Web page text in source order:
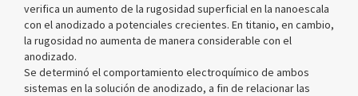
verifica un aumento de la rugosidad superficial en la nanoescala
con el anodizado a potenciales crecientes. En titanio, en cambio,
la rugosidad no aumenta de manera considerable con el
anodizado.
Se determinó el comportamiento electroquímico de ambos
sistemas en la solución de anodizado, a fin de relacionar las